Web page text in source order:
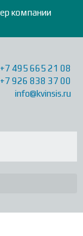
компании
+7 495 665 21 08
+7 926 838 37 00
info@kvinsis.ru